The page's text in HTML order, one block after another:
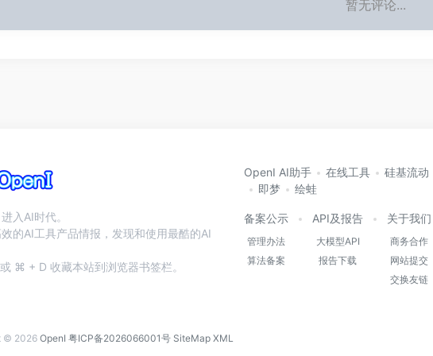
暂无评论...
入AI时代。
的AI工具产品情报，发现和使用最酷的AI
⌘ + D 收藏本站到浏览器书签栏。
OpenI AI助手 在线工具 硅基流动
即梦
绘蛙
备案公示
管理办法
算法备案
API及报告
大模型API
报告下载
关于我们
商务合作
网站提交
交换友链
© 2026 OpenI 粤ICP备2026066001号 SiteMap XML